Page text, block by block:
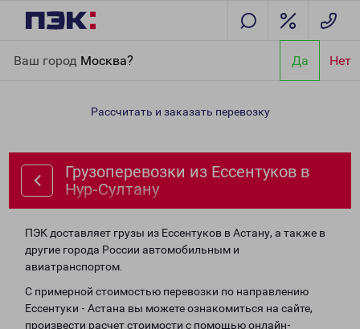
Ваш город Москва? Да Нет
Султану
Рассчитать и заказать перевозку
Грузоперевозки из Ессентуков в
Нур-Султану
ПЭК доставляет грузы из Ессентуков в Астану, а также в
другие города России автомобильным и
авиатранспортом.
С примерной стоимостью перевозки по направлению
Ессентуки - Астана вы можете ознакомиться на сайте,
произвести расчет стоимости с помощью онлайн-